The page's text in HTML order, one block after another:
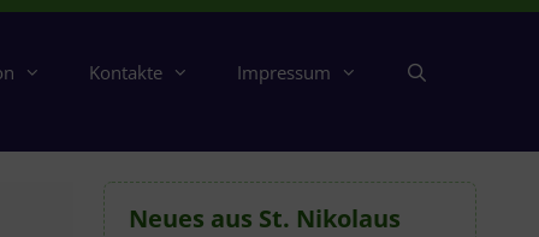
Kontakte Impressum
Neues aus St. Nikolaus